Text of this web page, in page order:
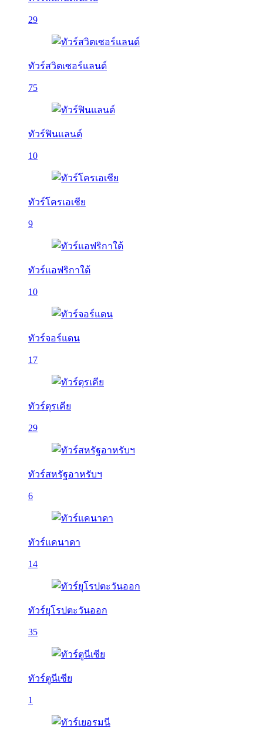
29
ทัวร์สวิตเซอร์แลนด์
75
ทัวร์ฟินแลนด์
10
ทัวร์โครเอเชีย
9
ทัวร์แอฟริกาใต้
10
ทัวร์จอร์แดน
17
ทัวร์ตุรเคีย
29
ทัวร์สหรัฐอาหรับฯ
6
ทัวร์แคนาดา
14
ทัวร์ยุโรปตะวันออก
35
ทัวร์ตูนีเซีย
1